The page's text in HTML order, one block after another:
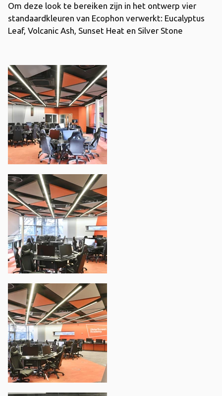
Om deze look te bereiken zijn in het ontwerp vier
standaardkleuren van Ecophon verwerkt: Eucalyptus
Leaf, Volcanic Ash, Sunset Heat en Silver Stone